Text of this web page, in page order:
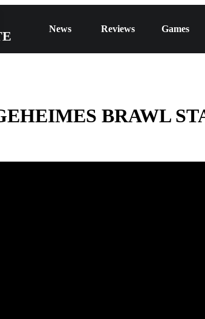
News Reviews Games
BRAWL